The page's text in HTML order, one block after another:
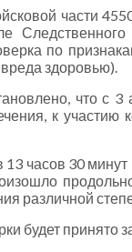
части
по
здоровью).
что с
к
13 часов 30
различной
будет принято